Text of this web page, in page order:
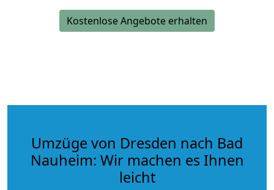
Kostenlose Angebote erhalten
Umzüge von Dresden nach Bad
Nauheim: Wir machen es Ihnen
leicht